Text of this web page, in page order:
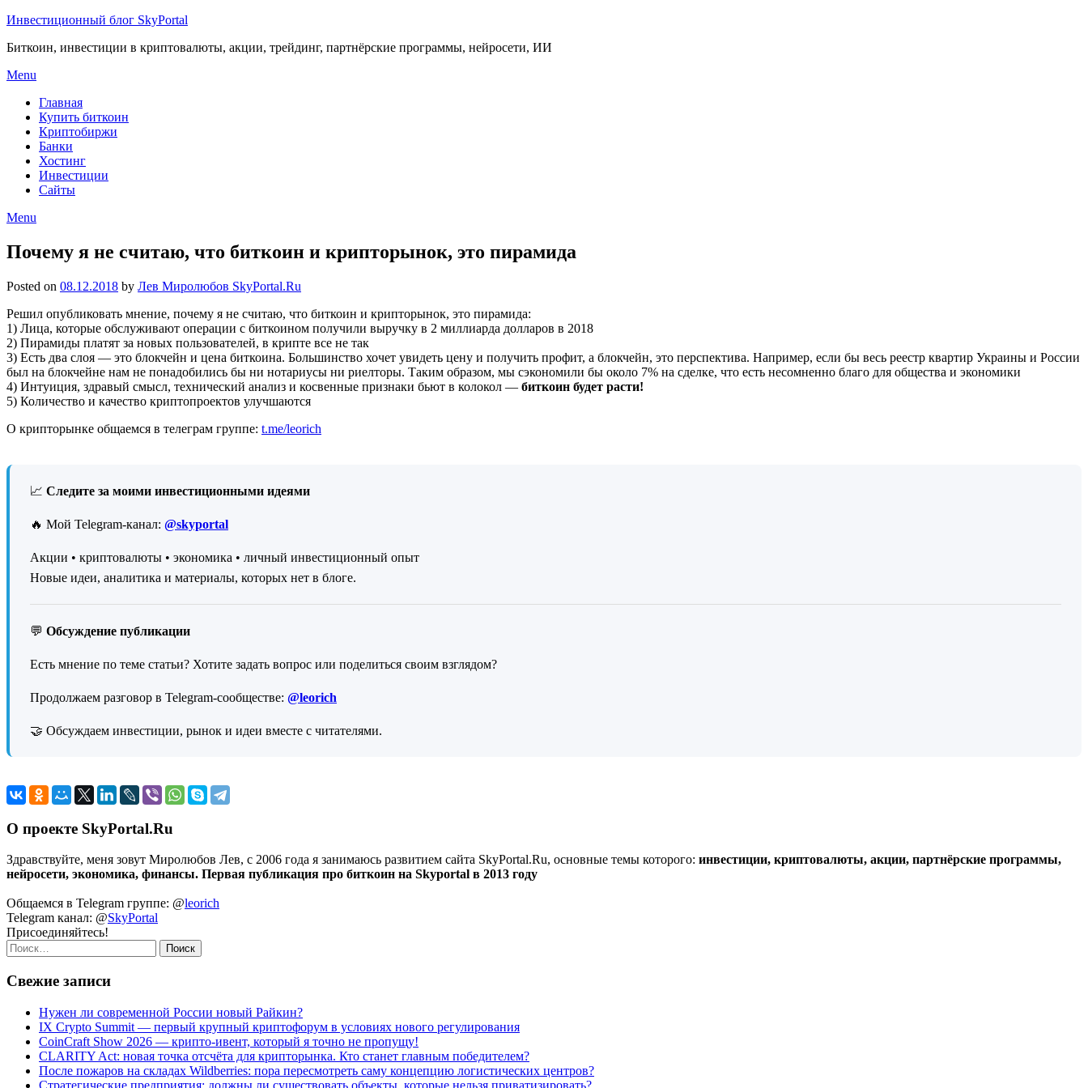
Инвестиционный блог SkyPortal
Биткоин, инвестиции в криптовалюты, акции, трейдинг, партнёрские программы, нейросети, ИИ
Menu
Главная
Купить биткоин
Криптобиржи
Банки
Хостинг
Инвестиции
Сайты
Menu
Почему я не считаю, что биткоин и крипторынок, это пирамида
Posted on 08.12.2018 by Лев Миролюбов SkyPortal.Ru
Решил опубликовать мнение, почему я не считаю, что биткоин и крипторынок, это пирамида:
1) Лица, которые обслуживают операции с биткоином получили выручку в 2 миллиарда долларов в 2018
2) Пирамиды платят за новых пользователей, в крипте все не так
3) Есть два слоя — это блокчейн и цена биткоина. Большинство хочет увидеть цену и получить профит, а блокчейн, это перспектива. Например, если бы весь реестр квартир Украины и России
был на блокчейне нам не понадобились бы ни нотариусы ни риелторы. Таким образом, мы сэкономили бы около 7% на сделке, что есть несомненно благо для общества и экономики
4) Интуиция, здравый смысл, технический анализ и косвенные признаки бьют в колокол — биткоин будет расти!
5) Количество и качество криптопроектов улучшаются
О крипторынке общаемся в телеграм группе: t.me/leorich
📈 Следите за моими инвестиционными идеями
🔥 Мой Telegram-канал: @skyportal
Акции • криптовалюты • экономика • личный инвестиционный опыт
Новые идеи, аналитика и материалы, которых нет в блоге.
💬 Обсуждение публикации
Есть мнение по теме статьи? Хотите задать вопрос или поделиться своим взглядом?
Продолжаем разговор в Telegram-сообществе: @leorich
🤝 Обсуждаем инвестиции, рынок и идеи вместе с читателями.
О проекте SkyPortal.Ru
Здравствуйте, меня зовут Миролюбов Лев, с 2006 года я занимаюсь развитием сайта SkyPortal.Ru, основные темы которого: инвестиции, криптовалюты, акции, партнёрские программы,
нейросети, экономика, финансы. Первая публикация про биткоин на Skyportal в 2013 году
Общаемся в Telegram группе: @leorich
Telegram канал: @SkyPortal
Присоединяйтесь!
Найти:
Свежие записи
Нужен ли современной России новый Райкин?
IX Crypto Summit — первый крупный криптофорум в условиях нового регулирования
CoinCraft Show 2026 — крипто-ивент, который я точно не пропущу!
CLARITY Act: новая точка отсчёта для крипторынка. Кто станет главным победителем?
После пожаров на складах Wildberries: пора пересмотреть саму концепцию логистических центров?
Стратегические предприятия: должны ли существовать объекты, которые нельзя приватизировать?